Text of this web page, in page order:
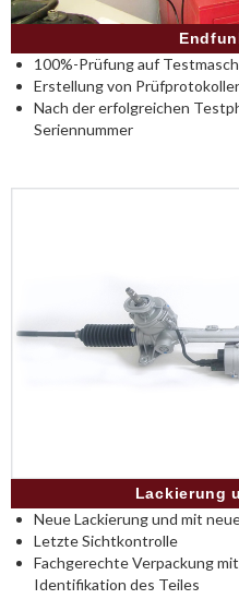
100%-Prüfung auf
Erstellung von
Nach der erfolgreichen
Seriennummer
Lackierung
Neue Lackierung und mit
Letzte Sichtkontrolle
Fachgerechte Verpackung
Identifikation des Teiles